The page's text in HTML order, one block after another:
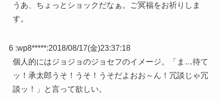
うあ、ちょっとショックだなぁ。ご冥福をお祈りしま
す。
6 :wp8*****:2018/08/17(金)23:37:18
個人的にはジョジョのジョセフのイメージ。「ま…待て
ッ！承太郎うそ！うそ！うそだよおお～ん！冗談じゃ冗
談ッ！」と言って欲しい。